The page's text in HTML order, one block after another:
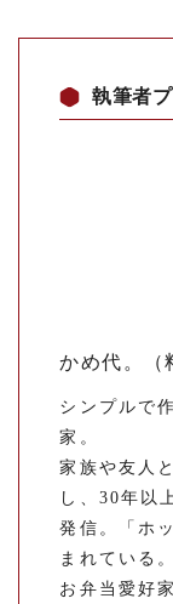
執筆者
かめ代。（
シンプルで
家。
家族や友人
し、30年以
発信。「ホ
まれている。
お弁当愛好